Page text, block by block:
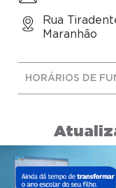
Rua
Maranhão
HORÁRIOS DE